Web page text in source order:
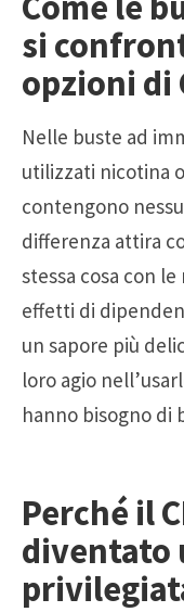
si
opzioni di
Nelle buste ad
utilizzati nicotina
contengono
differenza attira
stessa cosa con
effetti di
un sapore più
loro agio
hanno bisogno di
Perché il
diventato